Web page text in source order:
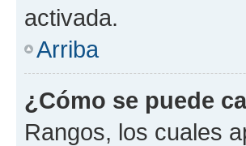
activada.
Arriba
¿Cómo se puede
Rangos, los cuales